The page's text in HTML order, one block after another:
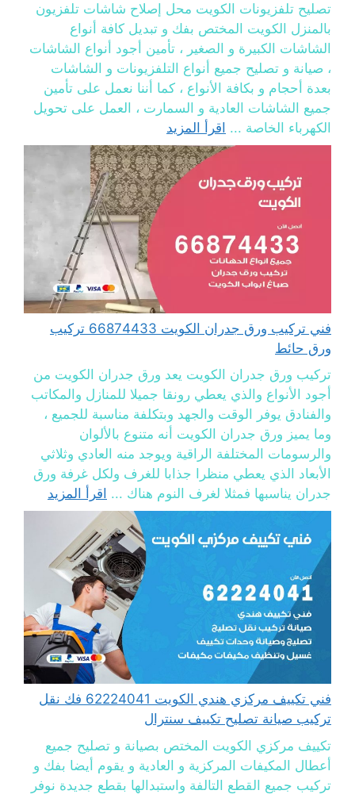
تصليح تلفزيونات الكويت محل إصلاح شاشات تلفزيون
بالمنزل الكويت المختص بفك و تبديل كافة أنواع
الشاشات الكبيرة و الصغير ، تأمين أجود أنواع الشاشات
، صيانة و تصليح جميع أنواع التلفزيونات و الشاشات
بعدة أحجام و بكافة الأنواع ، كما أننا نعمل على تأمين
جميع الشاشات العادية و السمارت ، العمل على تحويل
الكهرباء الخاصة ... اقرأ المزيد
فني تركيب ورق جدران الكويت 66874433 تركيب
ورق حائط
تركيب ورق جدران الكويت يعد ورق جدران الكويت من
أجود الأنواع والذي يعطي رونقا جميلا للمنازل والمكاتب
والفنادق يوفر الوقت والجهد وبتكلفة مناسبة للجميع ،
وما يميز ورق جدران الكويت أنه متنوع بالألوان
والرسومات المختلفة الراقية ويوجد منه العادي وثلاثي
الأبعاد الذي يعطي منظرا جذابا للغرف ولكل غرفة ورق
جدران يناسبها فمثلا لغرف النوم هناك ... اقرأ المزيد
فني تكييف مركزي هندي الكويت 62224041 فك نقل
تركيب صيانة تصليح تكييف سنترال
تكييف مركزي الكويت المختص بصيانة و تصليح جميع
أعطال المكيفات المركزية و العادية و يقوم أيضا بفك و
تركيب جميع القطع التالفة واستبدالها بقطع جديدة نوفر